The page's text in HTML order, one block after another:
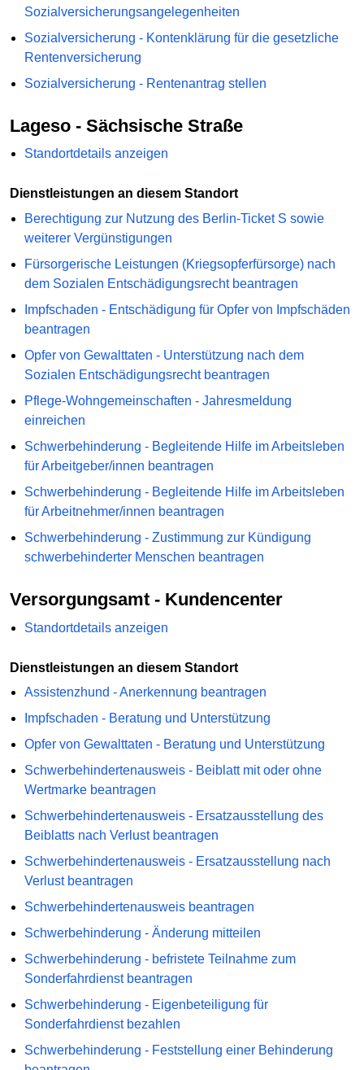
Sozialversicherungsangelegenheiten
Sozialversicherung - Kontenklärung für die gesetzliche
Rentenversicherung
Sozialversicherung - Rentenantrag stellen
Lageso - Sächsische Straße
Standortdetails anzeigen
Dienstleistungen an diesem Standort
Berechtigung zur Nutzung des Berlin-Ticket S sowie
weiterer Vergünstigungen
Fürsorgerische Leistungen (Kriegsopferfürsorge) nach
dem Sozialen Entschädigungsrecht beantragen
Impfschaden - Entschädigung für Opfer von Impfschäden
beantragen
Opfer von Gewalttaten - Unterstützung nach dem
Sozialen Entschädigungsrecht beantragen
Pflege-Wohngemeinschaften - Jahresmeldung
einreichen
Schwerbehinderung - Begleitende Hilfe im Arbeitsleben
für Arbeitgeber/innen beantragen
Schwerbehinderung - Begleitende Hilfe im Arbeitsleben
für Arbeitnehmer/innen beantragen
Schwerbehinderung - Zustimmung zur Kündigung
schwerbehinderter Menschen beantragen
Versorgungsamt - Kundencenter
Standortdetails anzeigen
Dienstleistungen an diesem Standort
Assistenzhund - Anerkennung beantragen
Impfschaden - Beratung und Unterstützung
Opfer von Gewalttaten - Beratung und Unterstützung
Schwerbehindertenausweis - Beiblatt mit oder ohne
Wertmarke beantragen
Schwerbehindertenausweis - Ersatzausstellung des
Beiblatts nach Verlust beantragen
Schwerbehindertenausweis - Ersatzausstellung nach
Verlust beantragen
Schwerbehindertenausweis beantragen
Schwerbehinderung - Änderung mitteilen
Schwerbehinderung - befristete Teilnahme zum
Sonderfahrdienst beantragen
Schwerbehinderung - Eigenbeteiligung für
Sonderfahrdienst bezahlen
Schwerbehinderung - Feststellung einer Behinderung